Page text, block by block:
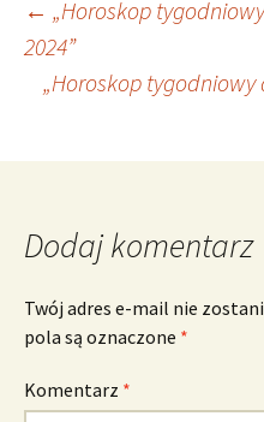
wpisu
← „Horoskop
2024”
„Horoskop tygodniowy
Dodaj komentarz
Twój adres e-mail nie
pola są oznaczone *
Komentarz *